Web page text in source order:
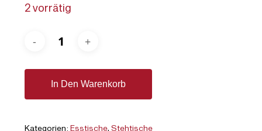
2 vorrätig
In Den Warenkorb
Kategorien: Esstische, Stehtische